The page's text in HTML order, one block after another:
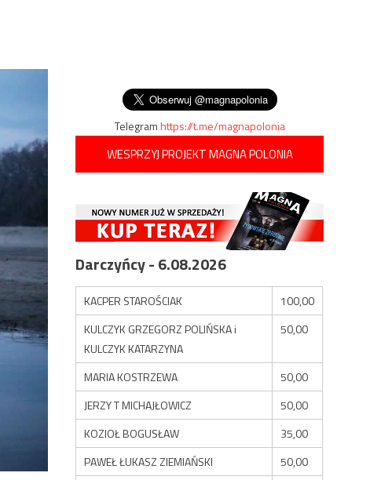
Telegramhttps://t.me/magnapolonia
WESPRZYJ PROJEKT MAGNA POLONIA
Darczyńcy - 6.08.2026
KACPER STAROŚCIAK
100,00
KULCZYK GRZEGORZ POLIŃSKA i
KULCZYK KATARZYNA
50,00
MARIA KOSTRZEWA
50,00
JERZY T MICHAJŁOWICZ
50,00
KOZIOŁ BOGUSŁAW
35,00
PAWEŁ ŁUKASZ ZIEMIAŃSKI
50,00